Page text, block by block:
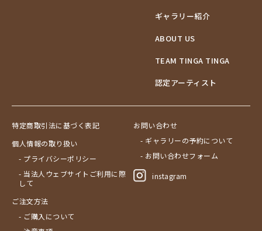
ギャラリー紹介
ABOUT US
TEAM TINGA TINGA
認定アーティスト
特定商取引法に基づく表記
個人情報の取り扱い
- プライバシーポリシー
- 当法人ウェブサイトご利用に際
して
ご注文方法
- ご購入について
お問い合わせ
- ギャラリーの予約について
- お問い合わせフォーム
instagram